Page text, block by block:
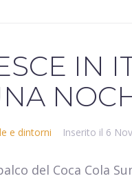
IN
e dintorni Inserito il 6
del Coca Cola